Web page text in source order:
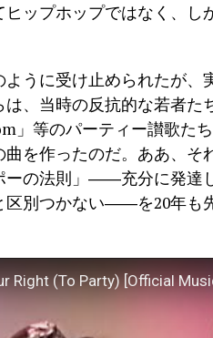
ップホップではなく、し
うに受け止められたが、
、当時の反抗的な若者た
」等のパーティー讃歌た
を作ったのだ。ああ、
ーの法則」――充分に発達
区別つかない――を20年も
Right (To Party) [Official